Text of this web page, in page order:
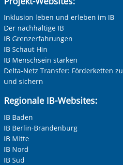
Inklusion leben und erleben im IB
Der nachhaltige IB
IB Grenzerfahrungen
IB Schaut Hin
IB Menschsein stärken
Delta-Netz Transfer: Förderketten
und sichern
Regionale IB-Websites:
IB Baden
IB Berlin-Brandenburg
IB Mitte
IB Nord
IB Süd